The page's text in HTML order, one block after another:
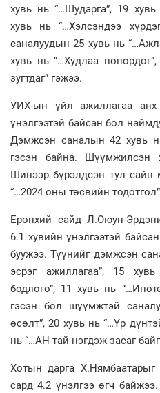
хувь нь “…Шударга”, 19
хувь нь “…Хэлсэндээ
саналуудын 25 хувь нь
хувь нь “…Худлаа
зугтдаг” гэжээ.
УИХ-ын үйл ажиллагаа анх
үнэлгээтэй байсан бол
Дэмжсэн саналын 42 хувь
гэсэн байна. Шүүмжилсэн
Шинээр бүрэлдсэн тул сайн
“…2024 оны төсвийн
Ерөнхий сайд Л.Оюун-
6.1 хувийн үнэлгээтэй
буужээ. Түүнийг дэмжсэн
эсрэг ажиллагаа”, 15
бодлого”, 11 хувь нь
гэсэн бол шүүмжтэй
өсөлт”, 20 хувь нь “…Үр
нь “…АН-тай нэгдэж засаг
Хотын дарга
сард 4.2 үнэлгээ өгч